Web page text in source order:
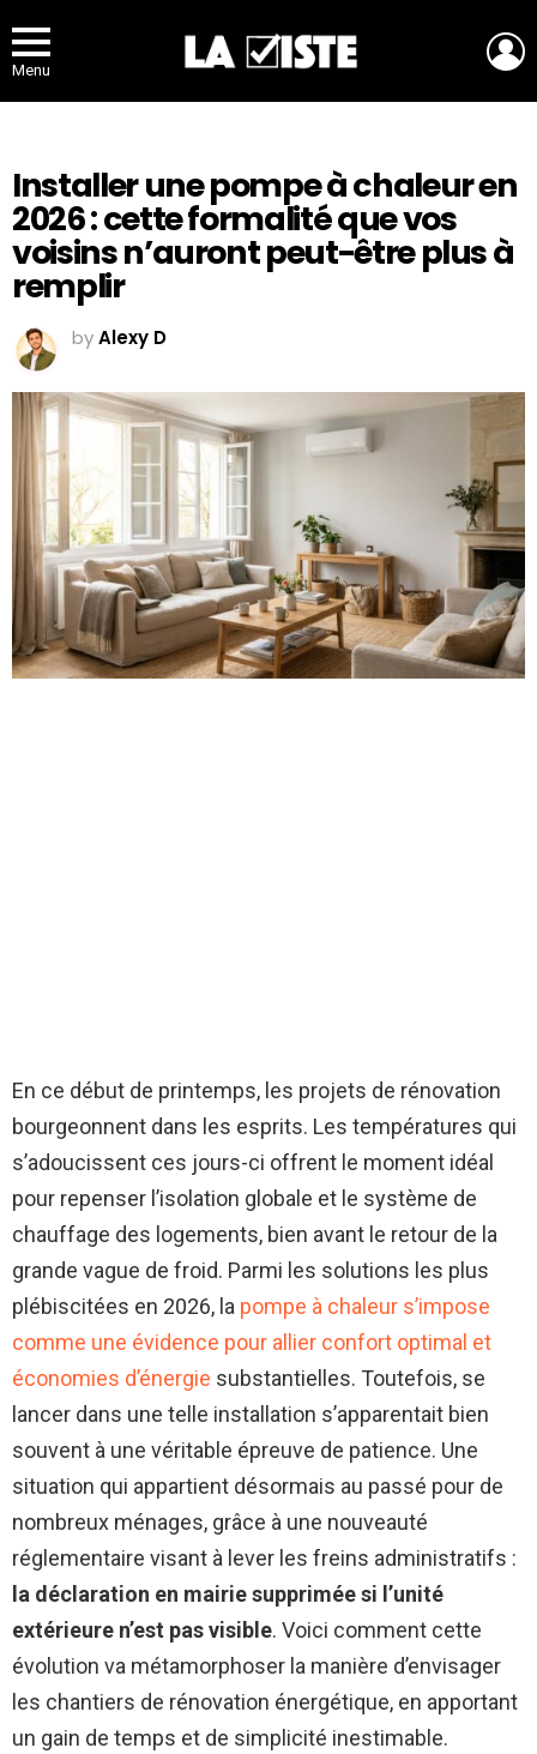
Menu
Installer une pompe à chaleur en
2026 : cette formalité que vos
voisins n’auront peut-être plus à
remplir
byAlexy D
En ce début de printemps, les projets de rénovation
bourgeonnent dans les esprits. Les températures qui
s’adoucissent ces jours-ci offrent le moment idéal
pour repenser l’isolation globale et le système de
chauffage des logements, bien avant le retour de la
grande vague de froid. Parmi les solutions les plus
plébiscitées en 2026, la pompe à chaleur s’impose
comme une évidence pour allier confort optimal et
économies d’énergie substantielles. Toutefois, se
lancer dans une telle installation s’apparentait bien
souvent à une véritable épreuve de patience. Une
situation qui appartient désormais au passé pour de
nombreux ménages, grâce à une nouveauté
réglementaire visant à lever les freins administratifs :
la déclaration en mairie supprimée si l’unité
extérieure n’est pas visible. Voici comment cette
évolution va métamorphoser la manière d’envisager
les chantiers de rénovation énergétique, en apportant
un gain de temps et de simplicité inestimable.